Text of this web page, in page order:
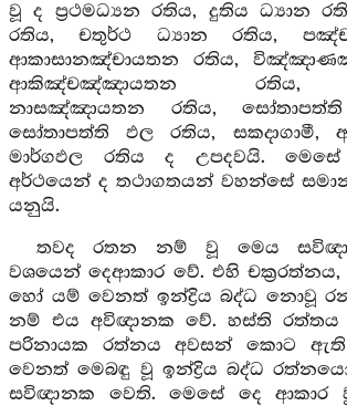
වූ ද ප්‍රථමධ්‍යන රතිය, දුතිය ධ්‍යාන
රතිය, චතුර්ථ ධ්‍යාන රතිය,
ආකාසානඤ්චායතන රතිය,
ආකිඤ්චඤ්ඤායතන රතිය,
නාසඤ්ඤායතන රතිය,
සෝතාපත්ති ඵල රතිය, සකදාගාමී,
මාර්ගඵල රතිය ද උපදවයි.
අර්ථයෙන් ද තථාගතයන් වහන්සේ
යනුයි.
තවද රතන නම් වූ මෙය
වශයෙන් දෙආකාර වේ. එහි
හෝ යම් වෙනත් ඉන්ද්‍රිය බද්ධ නොවූ
නම් එය අවිඥානක වේ. හස්ති
පරිනායක රත්නය අවසන් කොට
වෙනත් මෙබඳු වූ ඉන්ද්‍රිය බද්ධ
සවිඥානක වෙති. මෙසේ දෙ ආකාර